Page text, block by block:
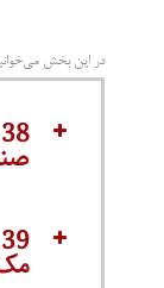
در این بخش